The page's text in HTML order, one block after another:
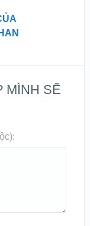
MÌNH SẼ